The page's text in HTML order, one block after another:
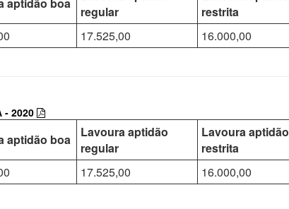
regular
restrita
17.525,00 16.000,00
- 2020
aptidão boa
Lavoura aptidão
regular
Lavoura aptidão
restrita
17.525,00 16.000,00